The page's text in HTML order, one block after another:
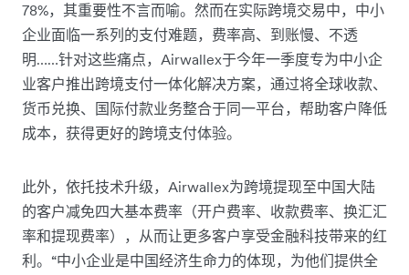
78%，其重要性不言而喻。然而在实际跨境交易中，中小
企业面临一系列的支付难题，费率高、到账慢、不透
明……针对这些痛点，Airwallex于今年一季度专为中小企
业客户推出跨境支付一体化解决方案，通过将全球收款、
货币兑换、国际付款业务整合于同一平台，帮助客户降低
成本，获得更好的跨境支付体验。
此外，依托技术升级，Airwallex为跨境提现至中国大陆
的客户减免四大基本费率（开户费率、收款费率、换汇汇
率和提现费率），从而让更多客户享受金融科技带来的红
利。“中小企业是中国经济生命力的体现，为他们提供全